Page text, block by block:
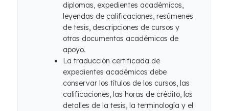
diplomas, expedientes académicos,
leyendas de calificaciones, resúmenes
de tesis, descripciones de cursos y
otros documentos académicos de
apoyo.
La traducción certificada de
expedientes académicos debe
conservar los títulos de los cursos, las
calificaciones, las horas de crédito, los
detalles de la tesis, la terminología y el